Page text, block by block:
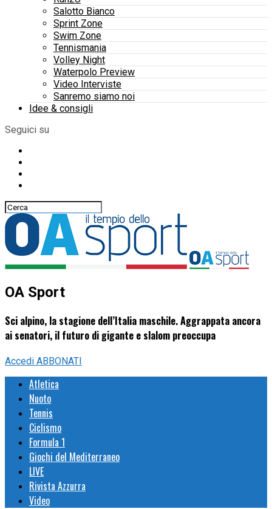
Salotto Bianco
Sprint Zone
Swim Zone
Tennismania
Volley Night
Waterpolo Preview
Video Interviste
Sanremo siamo noi
Idee & consigli
Seguici su
OA Sport
Sci alpino, la stagione dell’Italia maschile. Aggrappata ancora
ai senatori, il futuro di gigante e slalom preoccupa
Accedi ABBONATI
Atletica
Nuoto
Tennis
Ciclismo
Formula 1
Giochi del Mediterraneo
LIVE
Rivista Azzurra
Video